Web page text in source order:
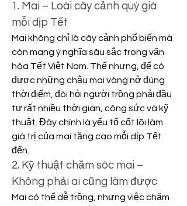
1. Mai – Loài cây cảnh quý giá
mỗi dịp Tết
Mai không chỉ là cây cảnh phổ biến mà
còn mang ý nghĩa sâu sắc trong văn
hóa Tết Việt Nam. Thế nhưng, để có
được những chậu mai vàng nở đúng
thời điểm, đòi hỏi người trồng phải đầu
tư rất nhiều thời gian, công sức và kỹ
thuật. Đây chính là yếu tố cốt lõi làm
giá trị của mai tăng cao mỗi dịp Tết
đến.
2. Kỹ thuật chăm sóc mai –
Không phải ai cũng làm được
Mai có thể dễ trồng, nhưng việc chăm